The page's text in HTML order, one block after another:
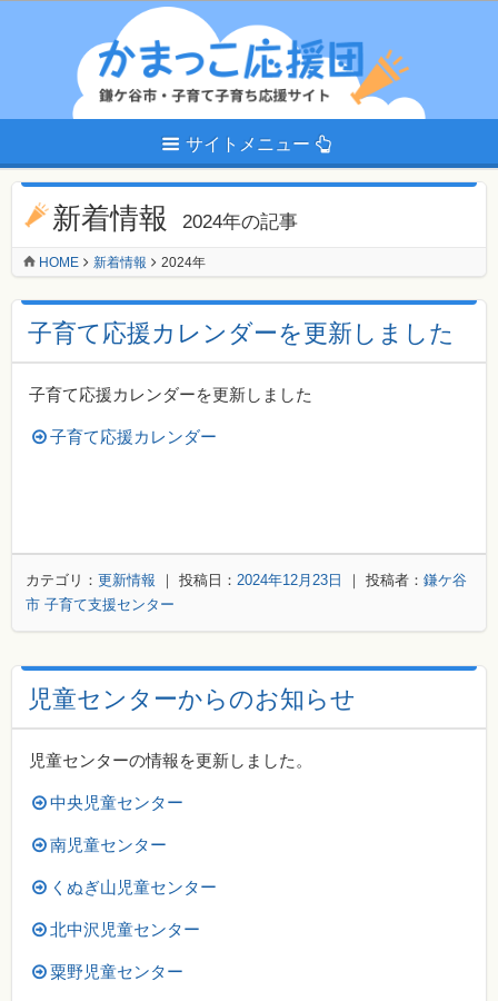
サイトメニュー
新着情報 2024年の記事
HOME 新着情報 2024年
子育て応援カレンダーを更新しました
子育て応援カレンダーを更新しました
子育て応援カレンダー
カテゴリ： 更新情報 ｜ 投稿日： 2024年12月23日 ｜ 投稿者： 鎌ケ谷
市 子育て支援センター
児童センターからのお知らせ
児童センターの情報を更新しました。
中央児童センター
南児童センター
くぬぎ山児童センター
北中沢児童センター
粟野児童センター